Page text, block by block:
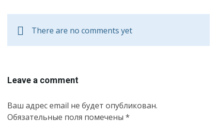
There are no comments yet
Leave a comment
Ваш адрес email не будет опубликован.
Обязательные поля помечены *